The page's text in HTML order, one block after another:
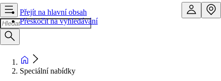
Přejít na hlavní obsah
Přeskočit na vyhledávání
Speciální nabídky